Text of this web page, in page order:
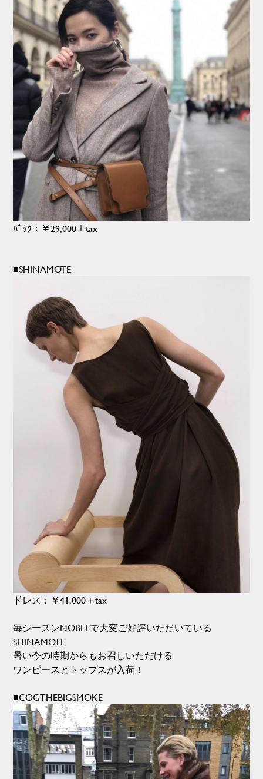
ﾊﾞｯｸ：￥29,000＋tax
■SHINAMOTE
ドレス：￥41,000＋tax
毎シーズンNOBLEで大変ご好評いただいている
SHINAMOTE
暑い今の時期からもお召しいただける
ワンピースとトップスが入荷！
■COGTHEBIGSMOKE